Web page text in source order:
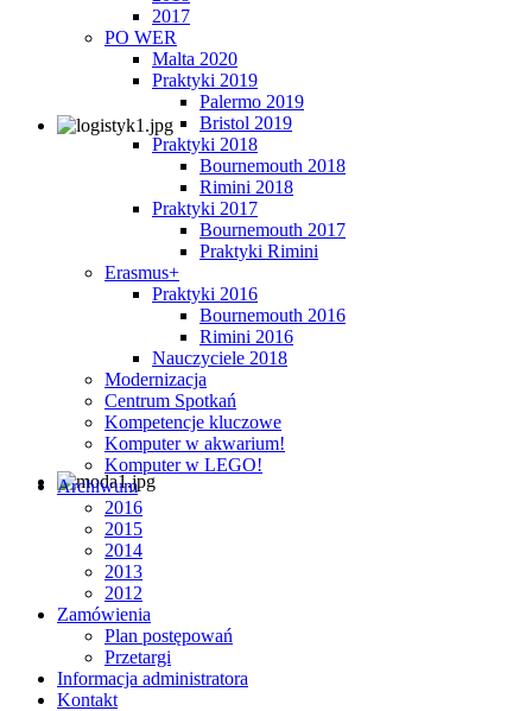
2017
PO WER
Malta 2020
Praktyki 2019
Palermo 2019
Bristol 2019
Praktyki 2018
Bournemouth 2018
Rimini 2018
Praktyki 2017
Bournemouth 2017
Praktyki Rimini
Erasmus+
Praktyki 2016
Bournemouth 2016
Rimini 2016
Nauczyciele 2018
Modernizacja
Centrum Spotkań
Kompetencje kluczowe
Komputer w akwarium!
Komputer w LEGO!
Archiwum
2016
2015
2014
2013
2012
Zamówienia
Plan postępowań
Przetargi
Informacja administratora
Kontakt